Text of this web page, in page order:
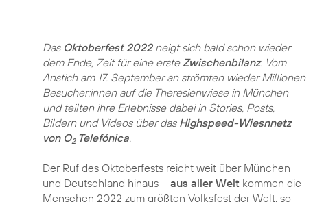
Das Oktoberfest 2022neigt sich bald schon wieder
dem Ende, Zeit für eine ersteZwischenbilanz. Vom
Anstich am 17. September an strömten wieder Millionen
Besucher:innen auf die Theresienwiese in München
und teilten ihre Erlebnisse dabei in Stories, Posts,
Bildern und Videos über das Highspeed-Wiesnnetz
von O2Telefónica.
Der Ruf des Oktoberfests reicht weit über München
und Deutschland hinaus – aus aller Welt kommen die
Menschen 2022 zum größten Volksfest der Welt, so